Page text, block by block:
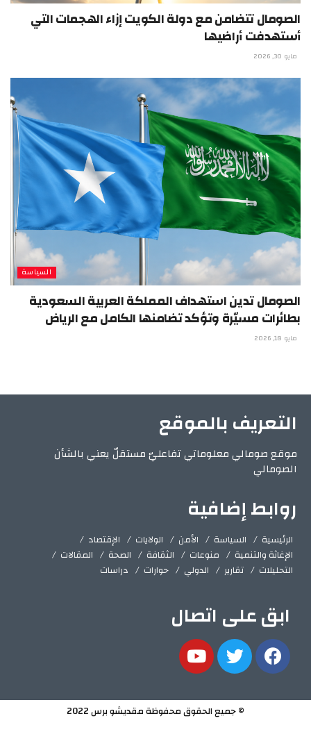
الصومال تتضامن مع دولة الكويت إزاء الهجمات التي
أستهدفت أراضيها
مايو 30, 2026
السياسة
الصومال تدين استهداف المملكة العربية السعودية
بطائرات مسيّرة وتؤكد تضامنها الكامل مع الرياض
مايو 18, 2026
التعريف بالموقع
موقع صومالي معلوماتي تفاعليّ مستقلّ يعني بالشأن
الصومالي
روابط إضافية
الرئيسية السياسة الأمن الولايات
الإقتصاد
الإغاثة والتنمية
منوعات الثقافة الصحة
المقالات
التحليلات
تقارير الدولي حوارات دراسات
ابق على اتصال
© جميع الحقوق محفوظة مقديشو برس 2022